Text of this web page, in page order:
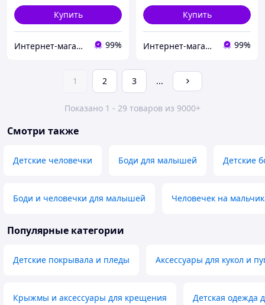
Купить
Интернет-магазин для настоящих мам 99%
Купить
Интернет-магазин для настоящих мам 99%
1 2 3 ...
Показано 1 - 29 товаров из 9000+
Смотри также
Детские человечки Боди для малышей Детские
Боди и человечки для малышей Человечек на
Популярные категории
Детские покрывала и пледы Аксессуары для кукол и
Крыжмы и аксессуары для крещения Детская одежда